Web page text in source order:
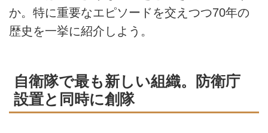
か。特に重要なエピソードを交えつつ70年の
歴史を一挙に紹介しよう。
自衛隊で最も新しい組織。防衛庁
設置と同時に創隊